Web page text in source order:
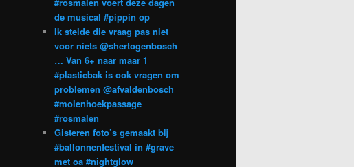
#rosmalen voert deze dagen
de musical #pippin op
Ik stelde die vraag pas niet
voor niets @shertogenbosch
… Van 6+ naar maar 1
#plasticbak is ook vragen om
problemen @afvaldenbosch
#molenhoekpassage
#rosmalen
Gisteren foto’s gemaakt bij
#ballonnenfestival in #grave
met oa #nightglow